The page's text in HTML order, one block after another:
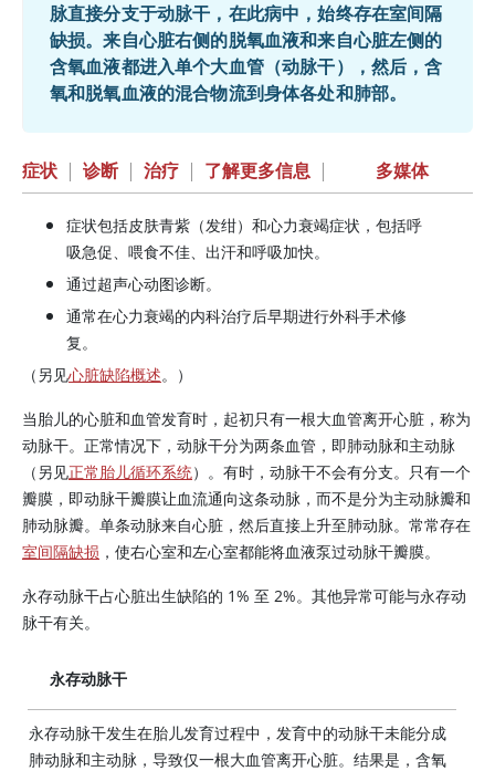
脉直接分支于动脉干，在此病中，始终存在室间隔
缺损。来自心脏右侧的脱氧血液和来自心脏左侧的
含氧血液都进入单个大血管（动脉干），然后，含
氧和脱氧血液的混合物流到身体各处和肺部。
症状 | 诊断 | 治疗 | 了解更多信息 | 多媒体
症状包括皮肤青紫（发绀）和心力衰竭症状，包括呼
吸急促、喂食不佳、出汗和呼吸加快。
通过超声心动图诊断。
通常在心力衰竭的内科治疗后早期进行外科手术修
复。
（另见心脏缺陷概述。）
当胎儿的心脏和血管发育时，起初只有一根大血管离开心脏，称为
动脉干。正常情况下，动脉干分为两条血管，即肺动脉和主动脉
（另见正常胎儿循环系统）。有时，动脉干不会有分支。只有一个
瓣膜，即动脉干瓣膜让血流通向这条动脉，而不是分为主动脉瓣和
肺动脉瓣。单条动脉来自心脏，然后直接上升至肺动脉。常常存在
室间隔缺损 ，使右心室和左心室都能将血液泵过动脉干瓣膜。
永存动脉干占心脏出生缺陷的 1% 至 2%。其他异常可能与永存动
脉干有关。
永存动脉干
永存动脉干发生在胎儿发育过程中，发育中的动脉干未能分成
肺动脉和主动脉，导致仅一根大血管离开心脏。结果是，含氧